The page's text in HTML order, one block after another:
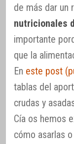
de más dar un
nutricionales
importante
que la
En este post
tablas del
crudas y
Cía os hemos
cómo asarlas